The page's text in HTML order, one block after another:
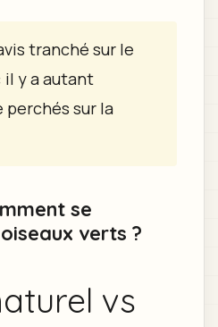
tranché sur le
y a autant
perchés sur la
se
verts ?
vs